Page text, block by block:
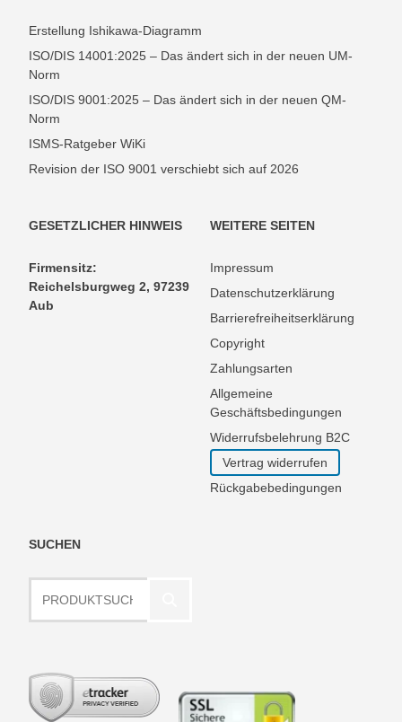
Erstellung Ishikawa-Diagramm
ISO/DIS 14001:2025 – Das ändert sich in der neuen UM-
Norm
ISO/DIS 9001:2025 – Das ändert sich in der neuen QM-
Norm
ISMS-Ratgeber WiKi
Revision der ISO 9001 verschiebt sich auf 2026
GESETZLICHER HINWEIS
Firmensitz:
Reichelsburgweg 2, 97239
Aub
WEITERE SEITEN
Impressum
Datenschutzerklärung
Barrierefreiheitserklärung
Copyright
Zahlungsarten
Allgemeine
Geschäftsbedingungen
Widerrufsbelehrung B2C
Vertrag widerrufen
Rückgabebedingungen
SUCHEN